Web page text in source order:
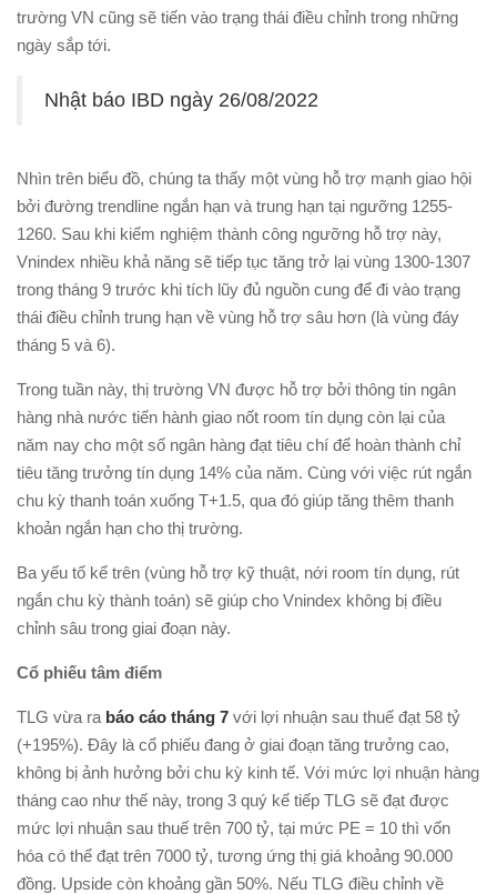
trường VN cũng sẽ tiến vào trạng thái điều chỉnh trong những
ngày sắp tới.
Nhật báo IBD ngày 26/08/2022
Nhìn trên biểu đồ, chúng ta thấy một vùng hỗ trợ mạnh giao hội
bởi đường trendline ngắn hạn và trung hạn tại ngưỡng 1255-
1260. Sau khi kiểm nghiệm thành công ngưỡng hỗ trợ này,
Vnindex nhiều khả năng sẽ tiếp tục tăng trở lại vùng 1300-1307
trong tháng 9 trước khi tích lũy đủ nguồn cung để đi vào trạng
thái điều chỉnh trung hạn về vùng hỗ trợ sâu hơn (là vùng đáy
tháng 5 và 6).
Trong tuần này, thị trường VN được hỗ trợ bởi thông tin ngân
hàng nhà nước tiến hành giao nốt room tín dụng còn lại của
năm nay cho một số ngân hàng đạt tiêu chí để hoàn thành chỉ
tiêu tăng trưởng tín dụng 14% của năm. Cùng với việc rút ngắn
chu kỳ thanh toán xuống T+1.5, qua đó giúp tăng thêm thanh
khoản ngắn hạn cho thị trường.
Ba yếu tố kể trên (vùng hỗ trợ kỹ thuật, nới room tín dụng, rút
ngắn chu kỳ thành toán) sẽ giúp cho Vnindex không bị điều
chỉnh sâu trong giai đoạn này.
Cổ phiếu tâm điểm
TLG vừa ra báo cáo tháng 7 với lợi nhuận sau thuế đạt 58 tỷ
(+195%). Đây là cổ phiếu đang ở giai đoạn tăng trưởng cao,
không bị ảnh hưởng bởi chu kỳ kinh tế. Với mức lợi nhuận hàng
tháng cao như thế này, trong 3 quý kế tiếp TLG sẽ đạt được
mức lợi nhuận sau thuế trên 700 tỷ, tại mức PE = 10 thì vốn
hóa có thể đạt trên 7000 tỷ, tương ứng thị giá khoảng 90.000
đồng. Upside còn khoảng gần 50%. Nếu TLG điều chỉnh về